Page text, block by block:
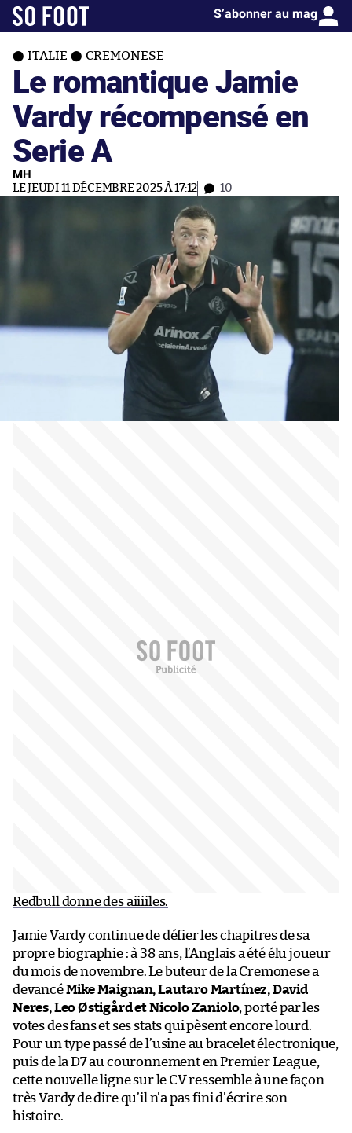
S’abonner au mag
ITALIE CREMONESE
Le romantique Jamie
Vardy récompensé en
Serie A
MH
LE JEUDI 11 DÉCEMBRE 2025 À 17:12 10
Redbull donne des aiiiiles.
Jamie Vardy continue de défier les chapitres de sa
propre biographie : à 38 ans, l’Anglais a été élu joueur
du mois de novembre. Le buteur de la Cremonese a
devancéMike Maignan, Lautaro Martínez, David
Neres, Leo Østigård et Nicolo Zaniolo, porté par les
votes des fans et ses stats qui pèsent encore lourd.
Pour un type passé de l’usine au bracelet électronique,
puis de la D7 au couronnement en Premier League,
cette nouvelle ligne sur le CV ressemble à une façon
très Vardy de dire qu’il n’a pas fini d’écrire son
histoire.